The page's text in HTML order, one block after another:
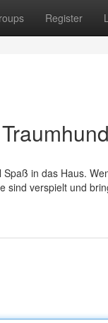
Register
in das Haus.
sind verspielt und